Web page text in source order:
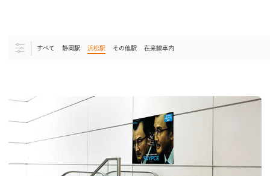
すべて 静岡駅 浜松駅 その他駅 在来線車内